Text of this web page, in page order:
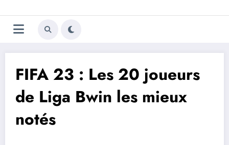
au
contenu
Trivela
L'actualité du football
FIFA 23 : Les 20 joueurs
de Liga Bwin les mieux
notés